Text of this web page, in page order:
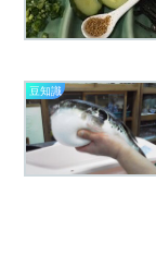
豆知識